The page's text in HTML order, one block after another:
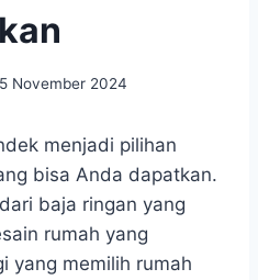
5 November 2024
menjadi pilihan
bisa Anda dapatkan.
baja ringan yang
rumah yang
yang memilih rumah